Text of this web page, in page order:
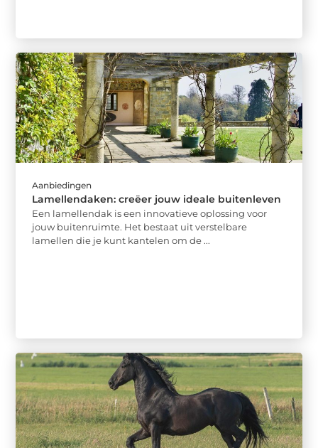
Aanbiedingen
Lamellendaken: creëer jouw ideale buitenleven
Een lamellendak is een innovatieve oplossing voor
jouw buitenruimte. Het bestaat uit verstelbare
lamellen die je kunt kantelen om de ...